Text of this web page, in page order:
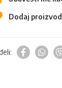
Dodaj